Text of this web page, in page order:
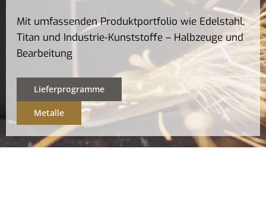
Mit umfassenden Produktportfolio wie Edelstahl,
Titan und Industrie-Kunststoffe – Halbzeuge und
Bearbeitung
Lieferprogramme
Metalle